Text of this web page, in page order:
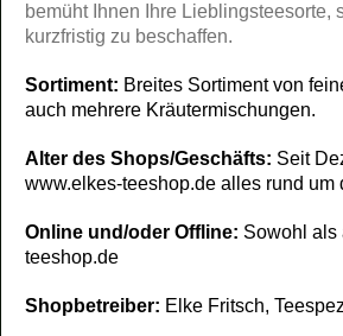
bemüht Ihnen Ihre Lieblingsteesorte,
kurzfristig zu beschaffen.
Sortiment: Breites Sortiment von
auch mehrere Kräutermischungen.
Alter des Shops/Geschäfts: Seit
www.elkes-teeshop.de alles rund um
Online und/oder Offline: Sowohl als
teeshop.de
Shopbetreiber: Elke Fritsch,